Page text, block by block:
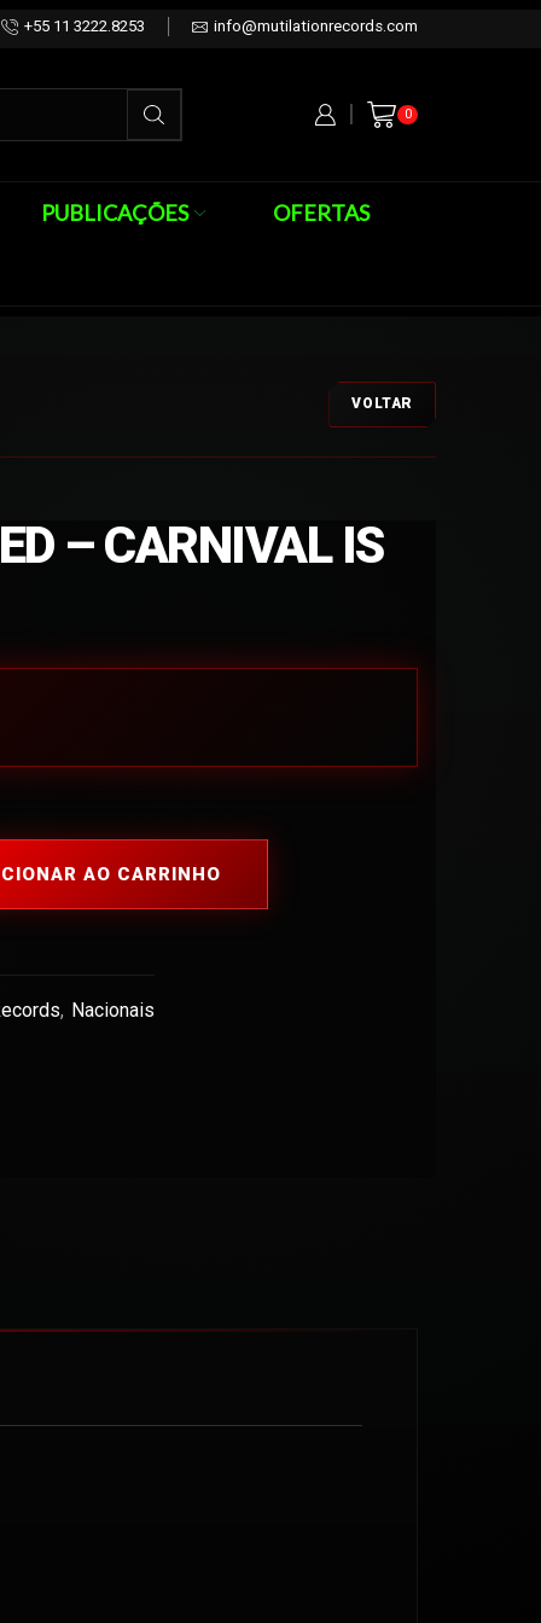
+55 11 3222.8253 info@mutilationrecords.com
0
PUBLICAÇÕES OFERTAS
VOLTAR
– CARNIVAL IS
AO CARRINHO
, Nacionais